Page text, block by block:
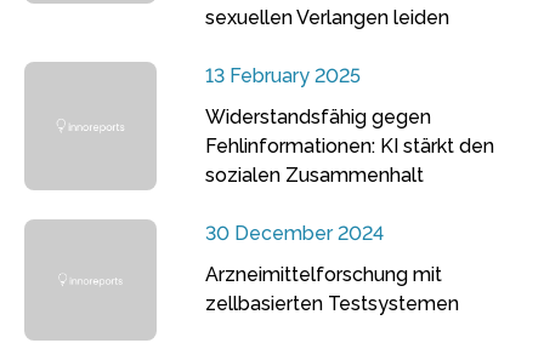
sexuellen Verlangen leiden
13 February 2025
Widerstandsfähig gegen
Fehlinformationen: KI stärkt den
sozialen Zusammenhalt
30 December 2024
Arzneimittelforschung mit
zellbasierten Testsystemen